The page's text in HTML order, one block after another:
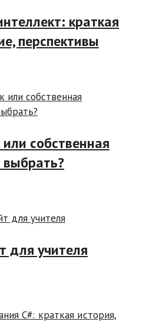
краткая
перспективы
собственная
выбрать?
для учителя